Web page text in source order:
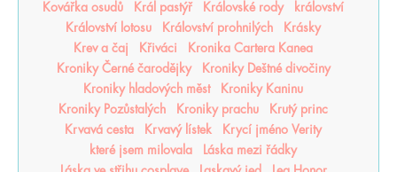
Kovářka osudů
Král pastýř Královské rody
království
Království lotosu
Království prohnilých
Krásky
Krev a čaj
Křiváci
Kronika Cartera Kanea
Kroniky Černé čarodějky
Kroniky Deštné divočiny
Kroniky hladových měst
Kroniky Kaninu
Kroniky Pozůstalých
Kroniky prachu
Krutý princ
Krvavá cesta
Krvavý lístek
Krycí jméno Verity
které jsem milovala
Láska mezi řádky